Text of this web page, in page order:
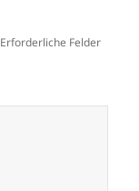
Erforderliche Felder